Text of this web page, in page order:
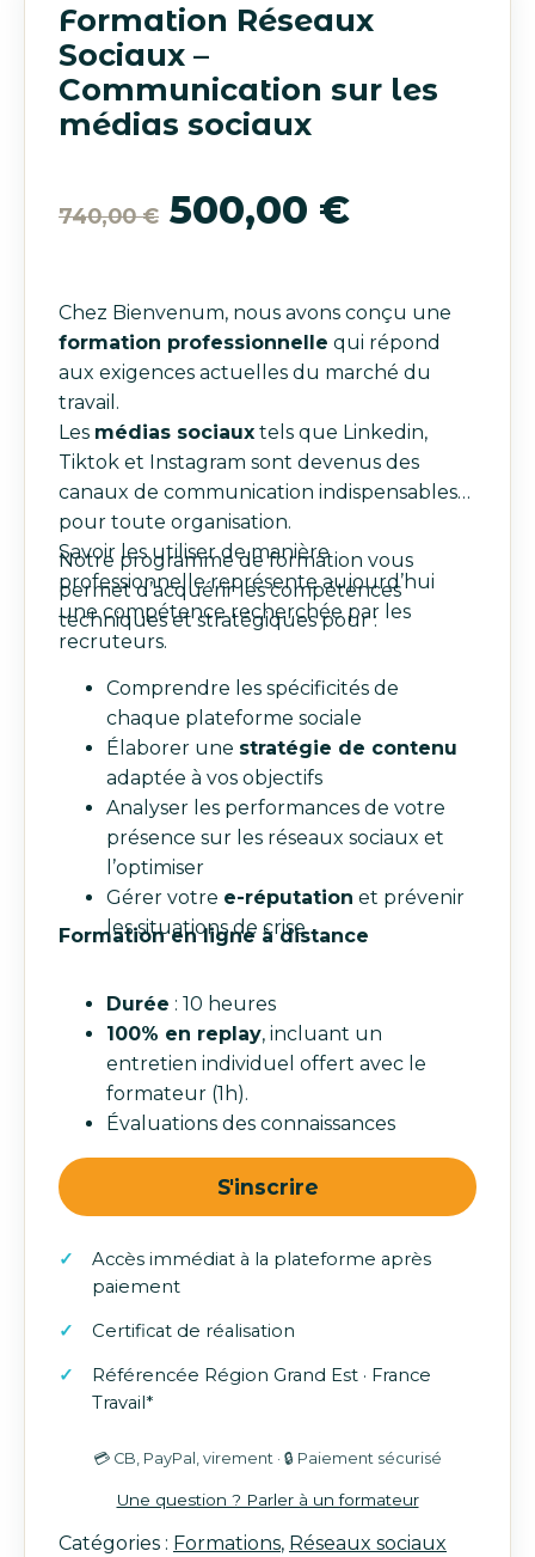
Formation Réseaux
Sociaux –
Communication sur les
médias sociaux
740,00€ Le
initial
était :
740,00 €.
500,00 €Le
actuel
est :
500,00
Chez Bienvenum, nous avons conçu une
formation professionnelle qui répond
aux exigences actuelles du marché du
travail.
Les médias sociaux tels que Linkedin,
Tiktok et Instagram sont devenus des
canaux de communication indispensables
pour toute organisation.
Savoir les utiliser de manière
professionnelle représente aujourd’hui
une compétence recherchée par les
recruteurs.
Notre programme de formation vous
permet d’acquérir les compétences
techniques et stratégiques pour :
Comprendre les spécificités de
chaque plateforme sociale
Élaborer une stratégie de contenu
adaptée à vos objectifs
Analyser les performances de votre
présence sur les réseaux sociaux et
l’optimiser
Gérer votre e-réputation et prévenir
les situations de crise
Formation en ligne à distance
Durée : 10 heures
100% en replay, incluant un
entretien individuel offert avec le
formateur (1h).
Évaluations des connaissances
quantité
de
Réseaux
Sociaux
sur
sociaux
S'inscrire
Accès immédiat à la plateforme après
paiement
Certificat de réalisation
Référencée Région Grand Est · France
Travail*
💳 CB, PayPal, virement · 🔒 Paiement sécurisé
Une question ? Parler à un formateur
Catégories : Formations, Réseaux sociaux